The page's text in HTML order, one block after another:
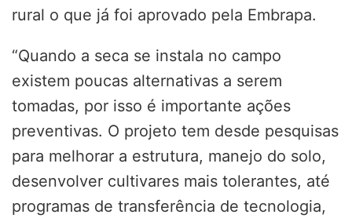
rural o que já foi aprovado pela Embrapa.
“Quando a seca se instala no campo
existem poucas alternativas a serem
tomadas, por isso é importante ações
preventivas. O projeto tem desde pesquisas
para melhorar a estrutura, manejo do solo,
desenvolver cultivares mais tolerantes, até
programas de transferência de tecnologia,